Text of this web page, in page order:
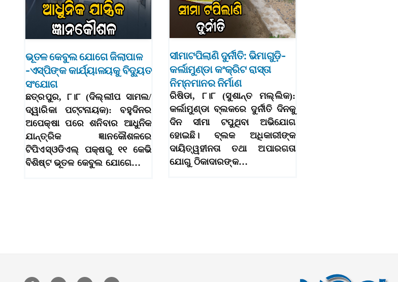
ସୀମାଟପିଲାଣି ଦୁର୍ନୀତି: ଭିମାଗୁଡ଼ି-
କର୍ଲାମୁଣ୍ଡା କଂକ୍ରିଟ ରାସ୍ତା
ନିମ୍ନମାନର ନିର୍ମାଣ
ରିଷିଡା, ୮।୮ (ସୁଶାନ୍ତ ମଲ୍ଲିକ):
କର୍ଲାମୁଣ୍ଡା ବ୍ଲକରେ ଦୁର୍ନୀତି ଦିନକୁ
ଦିନ ସୀମା ଟପୁଥିବା ଅଭିଯୋଗ
ହୋଇଛି। ବ୍ଲକ ଅଧିକାରୀଙ୍କ
ଦାୟିତ୍ୱହୀନତା ତଥା ଅପାରଗତା
ଯୋଗୁ ଠିକାଦାରଙ୍କ…
ଭୂତଳ କେବୁଲ ଯୋଗେ ଜିଲାପାଳ
-ଏସ୍‌ପିଙ୍କ କାର୍ଯ୍ୟାଳୟକୁ ବିଦ୍ୟୁତ
ସଂଯୋଗ
ଛତ୍ରପୁର, ୮।୮ (ଦିଲ୍ଲୀପ ସାମଲ/
ଦ୍ୱାରିକା ପଟ୍ଟନାୟକ): ବହୁଦିନର
ଅପେକ୍ଷା ପରେ ଶନିବାର ଆଧୁନିକ
ଯାନ୍ତ୍ରିକ ଜ୍ଞାନକୌଶଳରେ
ଟିପିଏସ୍‌ଓଡିଏଲ୍‌ ପକ୍ଷରୁ ୧୧ କେଭି
ବିଶିଷ୍ଟ ଭୂତଳ କେବୁଲ ଯୋଗେ…